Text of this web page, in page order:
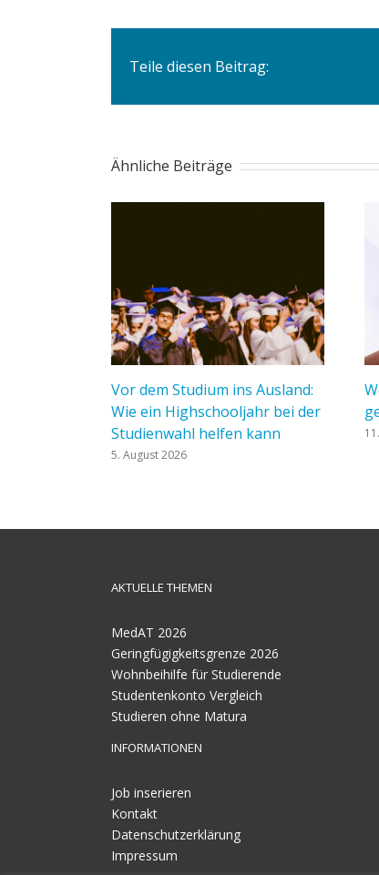
Teile diesen Beitrag:
Ähnliche Beiträge
Vor dem Studium ins Ausland:
Wie ein Highschooljahr bei der
Studienwahl helfen kann
5. August 2026
AKTUELLE THEMEN
MedAT 2026
Geringfügigkeitsgrenze 2026
Wohnbeihilfe für Studierende
Studentenkonto Vergleich
Studieren ohne Matura
INFORMATIONEN
Job inserieren
Kontakt
Datenschutzerklärung
Impressum